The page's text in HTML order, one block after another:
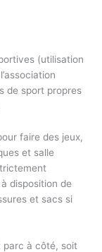
(utilisation
de sport propres
faire des jeux,
et salle
disposition de
et sacs si
parc à côté, soit